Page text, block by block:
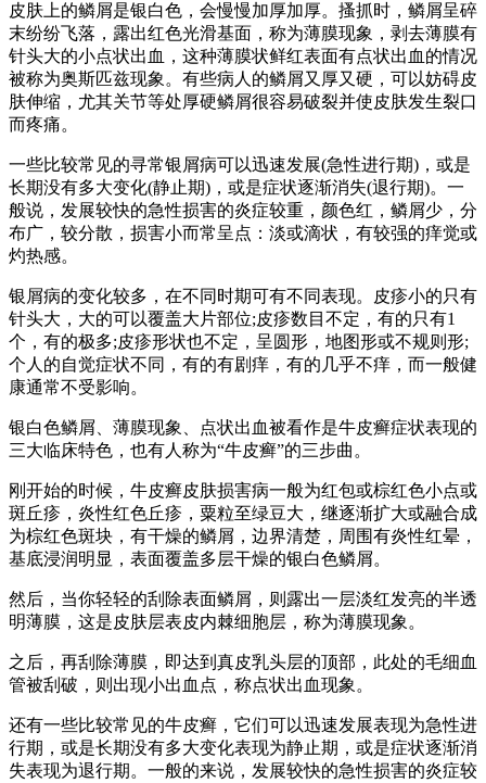
皮肤上的鳞屑是银白色，会慢慢加厚加厚。搔抓时，鳞屑呈碎
末纷纷飞落，露出红色光滑基面，称为薄膜现象，剥去薄膜有
针头大的小点状出血，这种薄膜状鲜红表面有点状出血的情况
被称为奥斯匹兹现象。有些病人的鳞屑又厚又硬，可以妨碍皮
肤伸缩，尤其关节等处厚硬鳞屑很容易破裂并使皮肤发生裂口
而疼痛。
一些比较常见的寻常银屑病可以迅速发展(急性进行期)，或是
长期没有多大变化(静止期)，或是症状逐渐消失(退行期)。一
般说，发展较快的急性损害的炎症较重，颜色红，鳞屑少，分
布广，较分散，损害小而常呈点：淡或滴状，有较强的痒觉或
灼热感。
银屑病的变化较多，在不同时期可有不同表现。皮疹小的只有
针头大，大的可以覆盖大片部位;皮疹数目不定，有的只有1
个，有的极多;皮疹形状也不定，呈圆形，地图形或不规则形;
个人的自觉症状不同，有的有剧痒，有的几乎不痒，而一般健
康通常不受影响。
银白色鳞屑、薄膜现象、点状出血被看作是牛皮癣症状表现的
三大临床特色，也有人称为“牛皮癣”的三步曲。
刚开始的时候，牛皮癣皮肤损害病一般为红包或棕红色小点或
斑丘疹，炎性红色丘疹，粟粒至绿豆大，继逐渐扩大或融合成
为棕红色斑块，有干燥的鳞屑，边界清楚，周围有炎性红晕，
基底浸润明显，表面覆盖多层干燥的银白色鳞屑。
然后，当你轻轻的刮除表面鳞屑，则露出一层淡红发亮的半透
明薄膜，这是皮肤层表皮内棘细胞层，称为薄膜现象。
之后，再刮除薄膜，即达到真皮乳头层的顶部，此处的毛细血
管被刮破，则出现小出血点，称点状出血现象。
还有一些比较常见的牛皮癣，它们可以迅速发展表现为急性进
行期，或是长期没有多大变化表现为静止期，或是症状逐渐消
失表现为退行期。一般的来说，发展较快的急性损害的炎症较